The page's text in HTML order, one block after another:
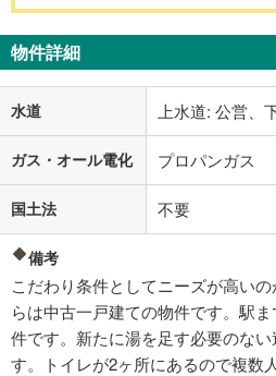
物件詳細
水道 上水道: 公営、
ガス・オール電化 プロパンガス
国土法 不要
備考
こだわり条件としてニーズが高い
らは中古一戸建ての物件です。駅
件です。新たに湯を足す必要のな
す。トイレが2ヶ所にあるので複数